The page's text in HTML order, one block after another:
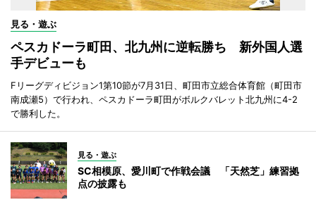
見る・遊ぶ
ペスカドーラ町田、北九州に逆転勝ち 新外国人選
手デビューも
Fリーグディビジョン1第10節が7月31日、町田市立総合体育館（町田市
南成瀬5）で行われ、ペスカドーラ町田がボルクバレット北九州に4-2
で勝利した。
見る・遊ぶ
SC相模原、愛川町で作戦会議 「天然芝」練習拠
点の披露も